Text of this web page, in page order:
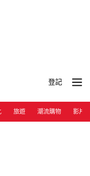
登記
旅遊 潮流購物 影片